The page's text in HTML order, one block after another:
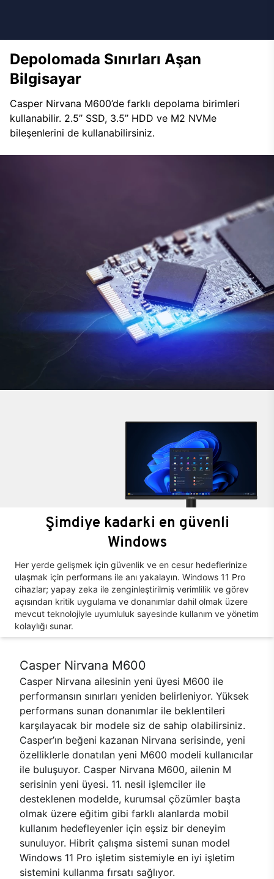
Depolomada Sınırları Aşan
Bilgisayar
Casper Nirvana M600’de farklı depolama birimleri
kullanabilir. 2.5’’ SSD, 3.5’’ HDD ve M2 NVMe
bileşenlerini de kullanabilirsiniz.
Şimdiye kadarki en güvenli
Windows
Her yerde gelişmek için güvenlik ve en cesur hedeflerinize
ulaşmak için performans ile anı yakalayın. Windows 11 Pro
cihazlar; yapay zeka ile zenginleştirilmiş verimlilik ve görev
açısından kritik uygulama ve donanımlar dahil olmak üzere
mevcut teknolojiyle uyumluluk sayesinde kullanım ve yönetim
kolaylığı sunar.
Casper Nirvana M600
Casper Nirvana ailesinin yeni üyesi M600 ile
performansın sınırları yeniden belirleniyor. Yüksek
performans sunan donanımlar ile beklentileri
karşılayacak bir modele siz de sahip olabilirsiniz.
Casper’ın beğeni kazanan Nirvana serisinde, yeni
özelliklerle donatılan yeni M600 modeli kullanıcılar
ile buluşuyor. Casper Nirvana M600, ailenin M
serisinin yeni üyesi. 11. nesil işlemciler ile
desteklenen modelde, kurumsal çözümler başta
olmak üzere eğitim gibi farklı alanlarda mobil
kullanım hedefleyenler için eşsiz bir deneyim
sunuluyor. Hibrit çalışma sistemi sunan model
Windows 11 Pro işletim sistemiyle en iyi işletim
sistemini kullanma fırsatı sağlıyor.